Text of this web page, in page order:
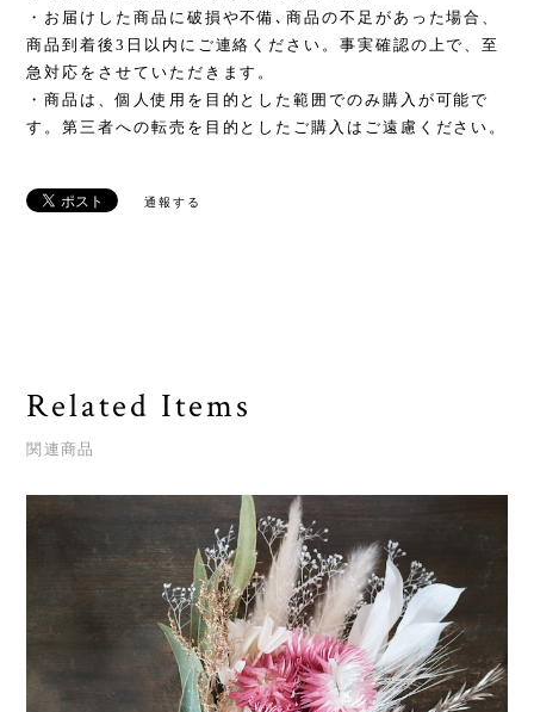
・お届けした商品に破損や不備､商品の不足があった場合、
商品到着後3日以内にご連絡ください。事実確認の上で、至
急対応をさせていただきます。
・商品は、個人使用を目的とした範囲でのみ購入が可能で
す。第三者への転売を目的としたご購入はご遠慮ください。
通報する
Related Items
関連商品